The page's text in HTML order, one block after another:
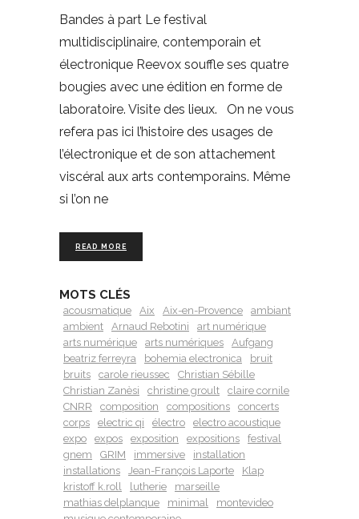
Bandes à part Le festival
multidisciplinaire, contemporain et
électronique Reevox souffle ses quatre
bougies avec une édition en forme de
laboratoire. Visite des lieux. On ne vous
refera pas ici l’histoire des usages de
l’électronique et de son attachement
viscéral aux arts contemporains. Même
si l’on ne
READ MORE
MOTS CLÉS
acousmatique Aix Aix-en-Provence
ambiant
ambient
Arnaud Rebotini
art numérique
arts numérique
arts numériques
Aufgang
beatriz ferreyra
bohemia electronica
bruit
bruits
carole rieussec
Christian Sébille
Christian Zanèsi
christine groult
claire cornile
CNRR
composition compositions
concerts
corps
electric qi électro
electro acoustique
expo
expos exposition expositions
festival
gnem
GRIM immersive
installation
installations
Jean-François Laporte
Klap
kristoff k.roll
lutherie
marseille
mathias delplanque
minimal
montevideo